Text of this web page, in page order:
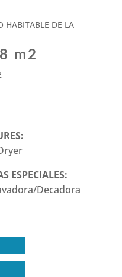
HABITABLE DE LA
m2
ESPECIALES:
Decadora